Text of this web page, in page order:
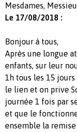
Mesdames,
Le 17/08/2018 :
Bonjour à tous,
Après une longue
enfants, sur leur
1h tous les 15
le lien et on prive
journée 1 fois par
et que le
ensemble la